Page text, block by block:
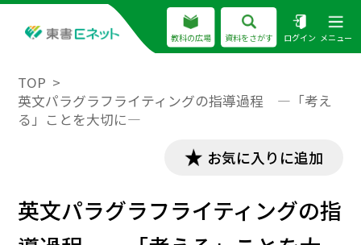
教科の広場 資料をさがす ログイン メニュー
TOP
英文パラグラフライティングの指導過程 ―「考え
る」ことを大切に―
お気に入りに追加
英文パラグラフライティングの指